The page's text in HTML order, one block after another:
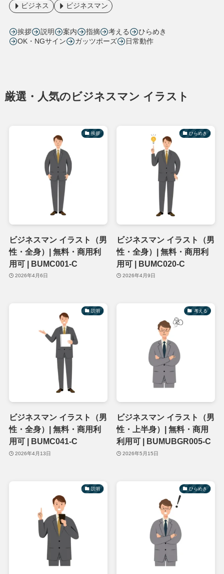
ビジネス ビジネスマン
挨拶 説明 案内 指摘 考える
ひらめき
OK・NGサイン
ガッツポーズ 日常動作
厳選・人気のビジネスマン イラスト
挨拶
ビジネスマン イラスト（男
性・全身）| 無料・商用利
用可 | BUMC001-C
2026年4月6日
ひらめき
ビジネスマン イラスト（男
性・全身）| 無料・商用利
用可 | BUMC020-C
2026年4月9日
説明
ビジネスマン イラスト（男
性・全身）| 無料・商用利
用可 | BUMC041-C
2026年4月13日
考える
ビジネスマン イラスト（男
性・上半身）| 無料・商用
利用可 | BUMUBGR005-C
2026年5月15日
説明 ひらめき